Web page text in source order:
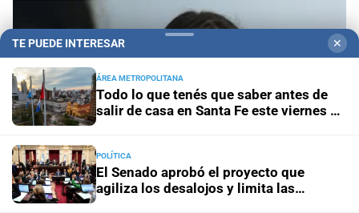
TE PUEDE INTERESAR ✕
ÁREA METROPOLITANA
Todo lo que tenés que saber antes de
salir de casa en Santa Fe este viernes 7
POLÍTICA
El Senado aprobó el proyecto que
agiliza los desalojos y limita las